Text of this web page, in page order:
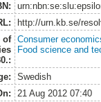
http://urn.kb.se/
of
Consumer
Food science and
Swedish
21 Aug 2012 07:40